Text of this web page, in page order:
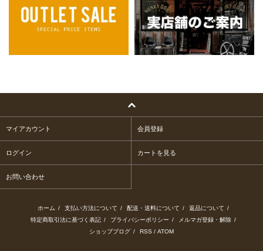
マイアカウント 会員登録
ログイン カートを見る
お問い合わせ
ホーム / 支払い方法について / 配送・送料について / 返品について /
特定商取引法に基づく表記 / プライバシーポリシー / メルマガ登録・解除 /
ショップブログ / RSS / ATOM